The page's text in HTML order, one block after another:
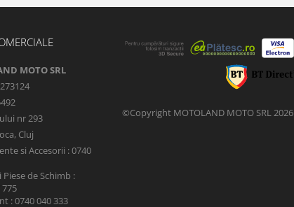
MOTO SRL
nr 293
Cluj
si Accesorii : 0740
Piese de Schimb :
775
: 0740 040 333
©Copyright MOTOLAND MOTO SRL 2026